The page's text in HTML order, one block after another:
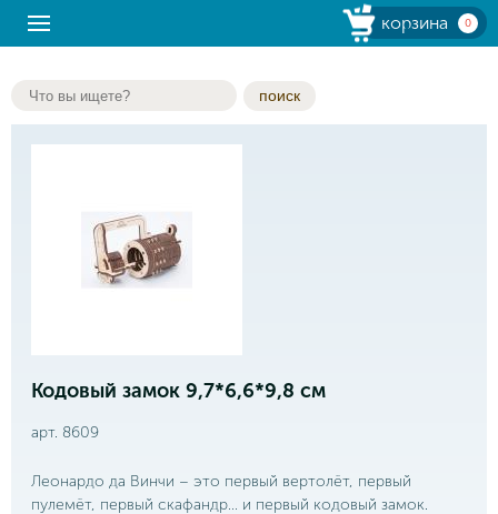
корзина 0
поиск
Кодовый замок 9,7*6,6*9,8 см
арт. 8609
Леонардо да Винчи – это первый вертолёт, первый
пулемёт, первый скафандр… и первый кодовый замок.